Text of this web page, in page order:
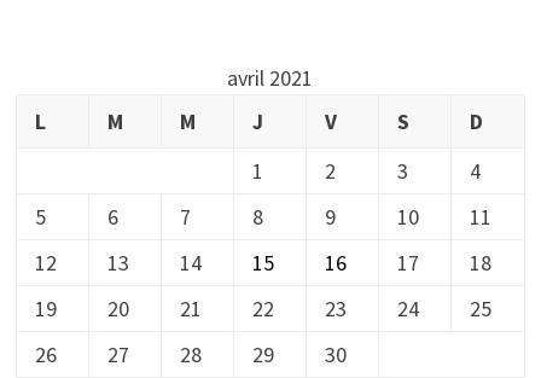
avril 2021
L
M M J V S
D
1
2 3
4
5
6 7 8 9 10
11
12
13 14 15 16 17
18
19
20 21 22 23 24
25
26
27 28 29 30